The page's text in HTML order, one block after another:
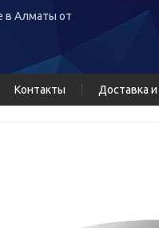
в Алматы от
Контакты Доставка